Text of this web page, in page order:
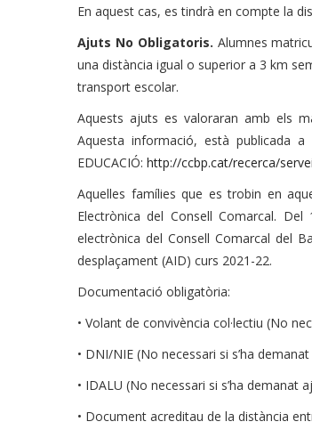
En aquest cas, es tindrà en compte la
Ajuts No Obligatoris. Alumnes
una distància igual o superior a 3 km
transport escolar.
Aquests ajuts es valoraran amb els
Aquesta informació, està publicada a
EDUCACIÓ: http://ccbp.cat/recerca/
Aquelles famílies que es trobin en
Electrònica del Consell Comarcal.
electrònica del Consell Comarcal del
desplaçament (AID) curs 2021-22.
Documentació obligatòria:
• Volant de convivència col·lectiu (No
• DNI/NIE (No necessari si s’ha
• IDALU (No necessari si s’ha
• Document acreditau de la distància